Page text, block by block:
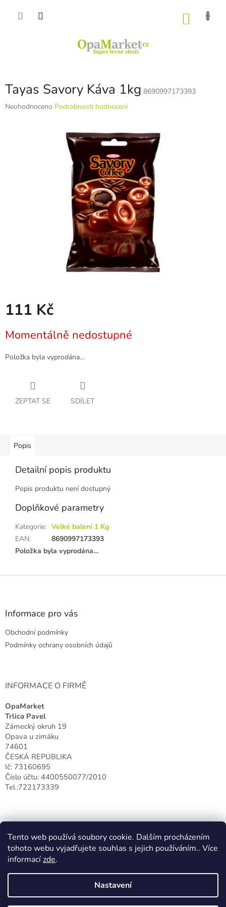
Tento web používá soubory cookie. Dalším procházením
tohoto webu vyjadřujete souhlas s jejich používáním.. Více
informacízde.
Nastavení
Tayas Savory Káva 1kg 8690997173393
Průměrné
Neohodnoceno Podrobnosti hodnocení
111 Kč
cena:
Momentálně nedostupné
Položka byla vyprodána…
ZEPTAT SE SDÍLET
Popis
Detailní popis produktu
Popis produktu není dostupný
Doplňkové parametry
Kategorie: Velké balení 1 Kg
EAN:
8690997173393
Položka byla vyprodána…
Z
Informace pro vás
Obchodní podmínky
Podmínky ochrany osobních údajů
INFORMACE O FIRMĚ
OpaMarket
Trlica Pavel
Zámecký okruh 19
Opava u zimáku
74601
ČESKÁ REPUBLIKA
Ič: 73160695
Číslo účtu: 4400550077/2010
Tel.:722173339
Vytvořil Shoptet